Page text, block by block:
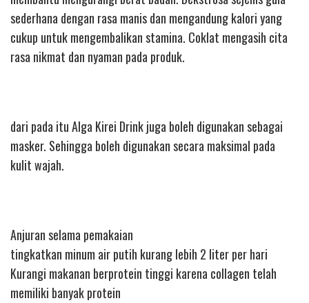
sederhana dengan rasa manis dan mengandung kalori yang
cukup untuk mengembalikan stamina. Coklat mengasih cita
rasa nikmat dan nyaman pada produk.
dari pada itu Alga Kirei Drink juga boleh digunakan sebagai
masker. Sehingga boleh digunakan secara maksimal pada
kulit wajah.
Anjuran selama pemakaian
tingkatkan minum air putih kurang lebih 2 liter per hari
Kurangi makanan berprotein tinggi karena collagen telah
memiliki banyak protein